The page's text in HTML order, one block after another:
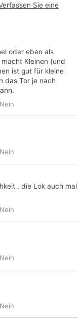
Sie eine
oder eben als
Kleinen (und
ist gut für kleine
das Tor je nach
Nein
Nein
, die Lok auch mal
Nein
Nein
Nein